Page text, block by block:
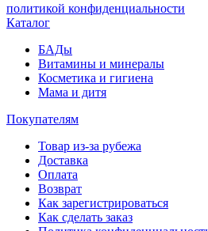
политикой конфиденциальности
Каталог
БАДы
Витамины и минералы
Косметика и гигиена
Мама и дитя
Покупателям
Товар из-за рубежа
Доставка
Оплата
Возврат
Как зарегистрироваться
Как сделать заказ